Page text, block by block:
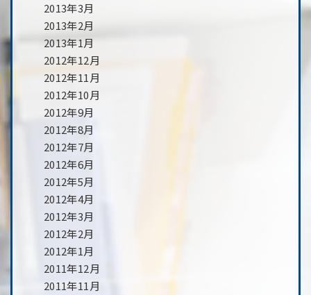
2013年3月
2013年2月
2013年1月
2012年12月
2012年11月
2012年10月
2012年9月
2012年8月
2012年7月
2012年6月
2012年5月
2012年4月
2012年3月
2012年2月
2012年1月
2011年12月
2011年11月